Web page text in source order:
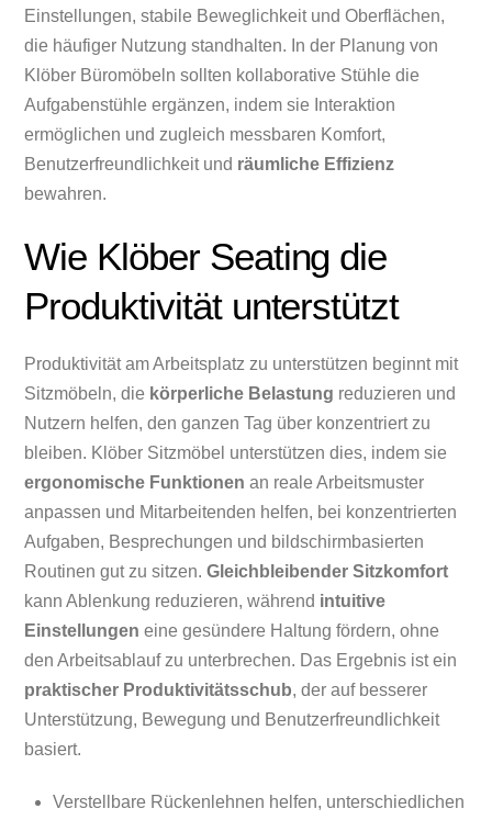
Einstellungen, stabile Beweglichkeit und Oberflächen,
die häufiger Nutzung standhalten. In der Planung von
Klöber Büromöbeln sollten kollaborative Stühle die
Aufgabenstühle ergänzen, indem sie Interaktion
ermöglichen und zugleich messbaren Komfort,
Benutzerfreundlichkeit und räumliche Effizienz
bewahren.
Wie Klöber Seating die
Produktivität unterstützt
Produktivität am Arbeitsplatz zu unterstützen beginnt mit
Sitzmöbeln, die körperliche Belastung reduzieren und
Nutzern helfen, den ganzen Tag über konzentriert zu
bleiben. Klöber Sitzmöbel unterstützen dies, indem sie
ergonomische Funktionen an reale Arbeitsmuster
anpassen und Mitarbeitenden helfen, bei konzentrierten
Aufgaben, Besprechungen und bildschirmbasierten
Routinen gut zu sitzen.Gleichbleibender Sitzkomfort
kann Ablenkung reduzieren, während intuitive
Einstellungen eine gesündere Haltung fördern, ohne
den Arbeitsablauf zu unterbrechen. Das Ergebnis ist ein
praktischer Produktivitätsschub, der auf besserer
Unterstützung, Bewegung und Benutzerfreundlichkeit
basiert.
Verstellbare Rückenlehnen helfen, unterschiedlichen